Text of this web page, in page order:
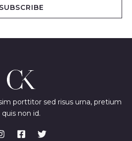
SUBSCRIBE
porttitor sed risus urna, pretium
quis non id.